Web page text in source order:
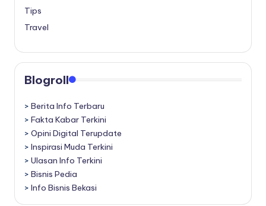
Tips
Travel
Blogroll
> Berita Info Terbaru
> Fakta Kabar Terkini
> Opini Digital Terupdate
> Inspirasi Muda Terkini
> Ulasan Info Terkini
> Bisnis Pedia
> Info Bisnis Bekasi